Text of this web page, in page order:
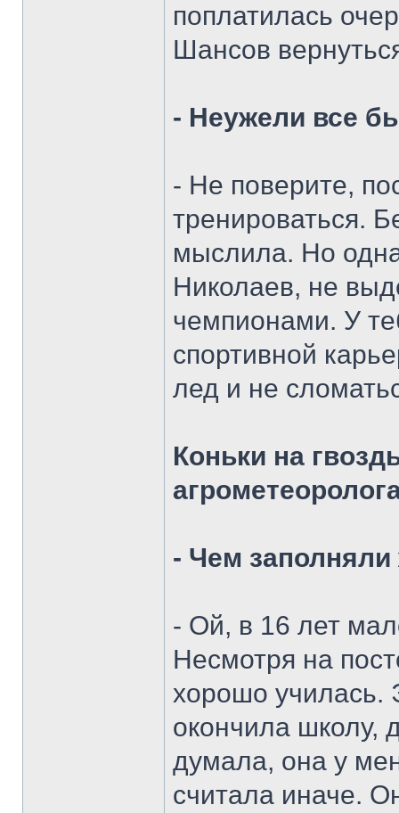
поплатилась
Шансов
- Неужели все
- Не поверите,
тренироваться.
мыслила. Но
Николаев, не
чемпионами. У
спортивной
лед и не
Коньки на
- Чем заполняли
- Ой, в 16 лет
Несмотря на
хорошо училась.
окончила
думала, она у
считала иначе.